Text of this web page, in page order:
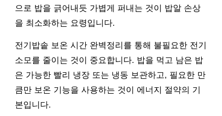
으로 밥을 긁어내듯 가볍게 퍼내는 것이 밥알 손상
을 최소화하는 요령입니다.
전기밥솥 보온 시간 완벽정리를 통해 불필요한 전기
소모를 줄이는 것이 중요합니다. 밥을 먹고 남은 밥
은 가능한 빨리 냉장 또는 냉동 보관하고, 필요한 만
큼만 보온 기능을 사용하는 것이 에너지 절약의 기
본입니다.